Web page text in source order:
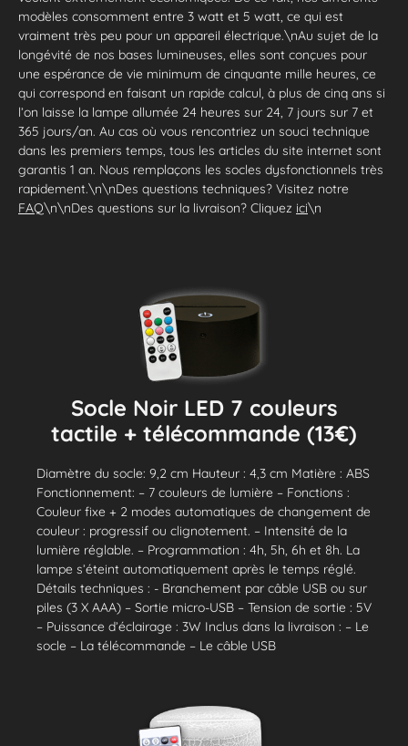
modèles consomment entre 3 watt et 5 watt, ce qui est
vraiment très peu pour un appareil électrique.\nAu sujet de la
longévité de nos bases lumineuses, elles sont conçues pour
une espérance de vie minimum de cinquante mille heures, ce
qui correspond en faisant un rapide calcul, à plus de cinq ans si
l’on laisse la lampe allumée 24 heures sur 24, 7 jours sur 7 et
365 jours/an. Au cas où vous rencontriez un souci technique
dans les premiers temps, tous les articles du site internet sont
garantis 1 an. Nous remplaçons les socles dysfonctionnels très
rapidement.\n\nDes questions techniques? Visitez notre
FAQ\n\nDes questions sur la livraison? Cliquez ici\n
Socle Noir LED 7 couleurs
tactile + télécommande (13€)
Diamètre du socle: 9,2 cm Hauteur : 4,3 cm Matière : ABS
Fonctionnement: – 7 couleurs de lumière – Fonctions :
Couleur fixe + 2 modes automatiques de changement de
couleur : progressif ou clignotement. – Intensité de la
lumière réglable. – Programmation : 4h, 5h, 6h et 8h. La
lampe s’éteint automatiquement après le temps réglé.
Détails techniques : - Branchement par câble USB ou sur
piles (3 X AAA) – Sortie micro-USB – Tension de sortie : 5V
– Puissance d’éclairage : 3W Inclus dans la livraison : – Le
socle – La télécommande – Le câble USB